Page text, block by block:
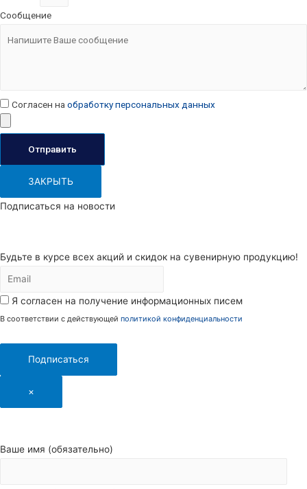
Сообщение
Согласен на обработку персональных данных
Отправить
ЗАКРЫТЬ
Подписаться на новости
Будьте в курсе всех акций и скидок на сувенирную продукцию!
Я согласен на получение информационных писем
В соответствии с действующей политикой конфиденциальности
Подписаться
×
Ваше имя (обязательно)